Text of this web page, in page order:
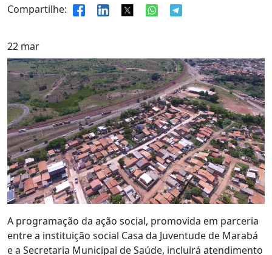
Compartilhe:
22 mar
A programação da ação social, promovida em parceria
entre a instituição social Casa da Juventude de Marabá
e a Secretaria Municipal de Saúde, incluirá atendimento